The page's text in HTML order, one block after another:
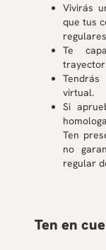
Vivirás
que tus
Te
virtual.
Si
Ten
no
regular
Ten en